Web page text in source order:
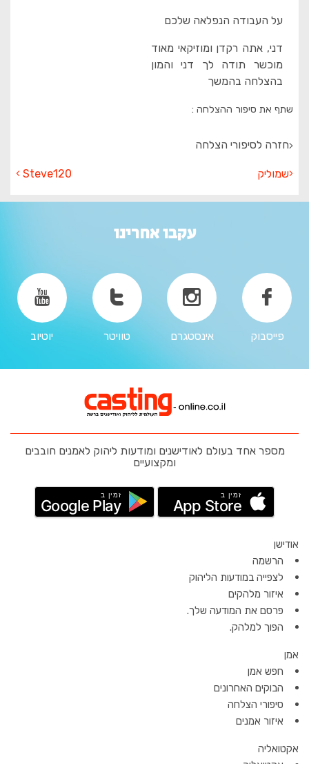
על העבודה הנפלאה שלכם
דני, אתה רקדן ומוזיקאי מאוד
מוכשר תודה לך דני והמון
בהצלחה בהמשך
שתף את סיפור ההצלחה :
חזרה לסיפורי הצלחה
שמוליק Steve120
עקבו אחרינו
פייסבוק אינסטגרם טוויטר יוטיוב
מספר אחד בעולם לאודישנים ומודעות ליהוק לאמנים חובבים
ומקצועיים
זמין ב
App Store
זמין ב
Google Play
אודישן
הרשמה
לצפייה במודעות הליהוק
איזור מלהקים
פרסם את המודעה שלך.
הפוך למלהק.
אמן
חפש אמן
הבוקים האחרונים
סיפורי הצלחה
איזור אמנים
אקטואליה